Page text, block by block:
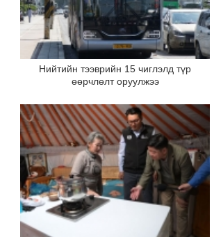
Нийтийн тээврийн 15 чиглэлд түр
өөрчлөлт оруулжээ